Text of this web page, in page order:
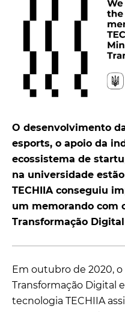
O desenvolvimento
esports, o apoio da
ecossistema de
na universidade
TECHIIA conseguiu
um memorando com
Transformação
Em outubro de 2020,
Transformação Digital
tecnologia TECHIIA